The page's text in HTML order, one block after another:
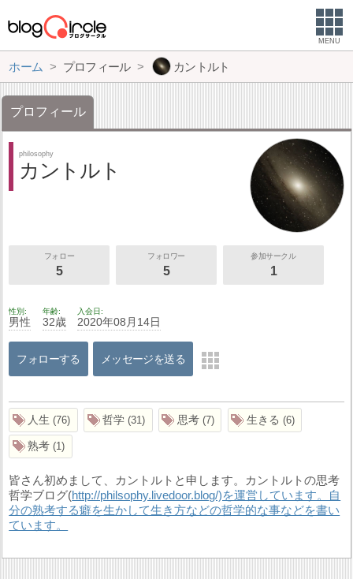
MENU
ホーム プロフィール カントルト
プロフィール
philosophy
カントルト
フォロー
5
フォロワー
5
参加サークル
1
性別
男性
年齢
32歳
入会日
2020年08月14日
フォローする メッセージを送る
人生 76 哲学 31 思考 7 生きる 6
熟考 1
皆さん初めまして、カントルトと申します。カントルトの思考
哲学ブログ(http://philsophy.livedoor.blog/)を運営しています。自
分の熟考する癖を生かして生き方などの哲学的な事などを書い
ています。